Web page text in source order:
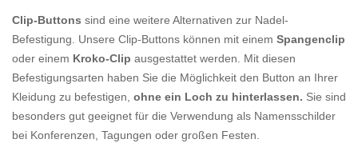
Clip-Buttons sind eine weitere Alternativen zur Nadel-
Befestigung. Unsere Clip-Buttons können mit einem Spangenclip
oder einem Kroko-Clip ausgestattet werden. Mit diesen
Befestigungsarten haben Sie die Möglichkeit den Button an Ihrer
Kleidung zu befestigen, ohne ein Loch zu hinterlassen. Sie sind
besonders gut geeignet für die Verwendung als Namensschilder
bei Konferenzen, Tagungen oder großen Festen.